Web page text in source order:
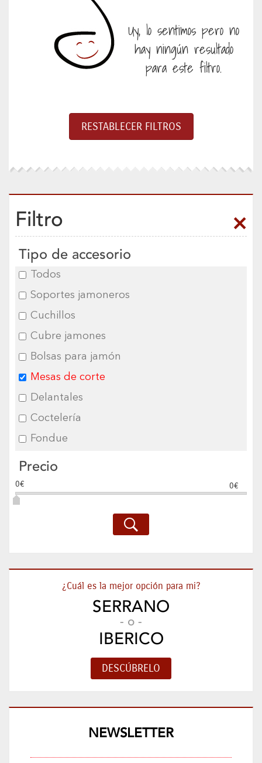
Uy, lo sentimos pero no
hay ningún resultado
para este filtro.
Filtro
Tipo de accesorio
Todos
Soportes jamoneros
Cuchillos
Cubre jamones
Bolsas para jamón
Mesas de corte
Delantales
Coctelería
Fondue
Precio
0€ 0€
¿Cuál es la mejor opción para mi?
SERRANO
- o -
IBERICO
NEWSLETTER